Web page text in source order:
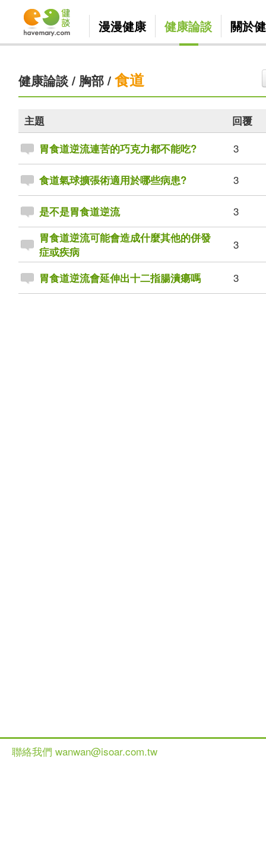
漫漫健康 健康論談 關於
健康論談/ 胸部/ 食道
主題
回覆
胃食道逆流連苦的巧克力都不能吃?
3
食道氣球擴張術適用於哪些病患? 3
是不是胃食道逆流 3
胃食道逆流可能會造成什麼其他的併發
症或疾病
3
胃食道逆流會延伸出十二指腸潰瘍嗎 3
聯絡我們 wanwan@isoar.com.tw